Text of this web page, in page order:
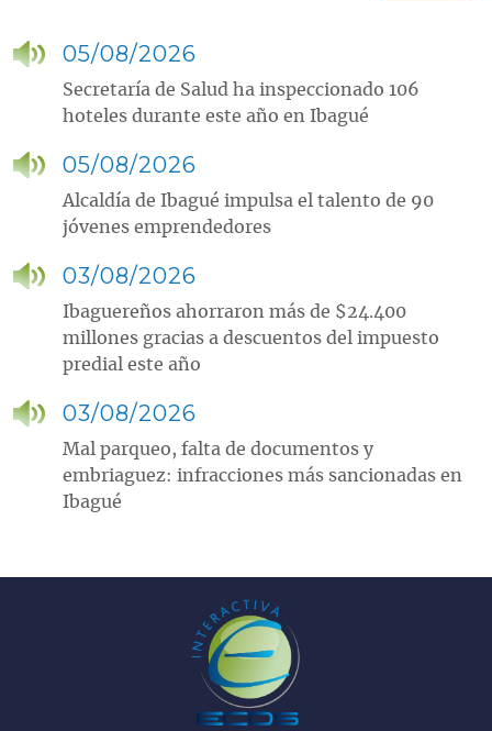
05/08/2026
Secretaría de Salud ha inspeccionado 106
hoteles durante este año en Ibagué
05/08/2026
Alcaldía de Ibagué impulsa el talento de 90
jóvenes emprendedores
03/08/2026
Ibaguereños ahorraron más de $24.400
millones gracias a descuentos del impuesto
predial este año
03/08/2026
Mal parqueo, falta de documentos y
embriaguez: infracciones más sancionadas en
Ibagué